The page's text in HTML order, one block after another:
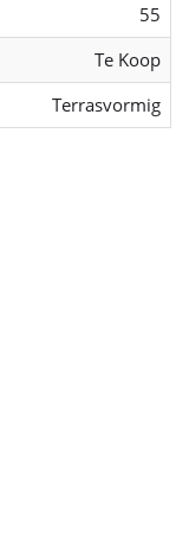
55
Te Koop
Terrasvormig